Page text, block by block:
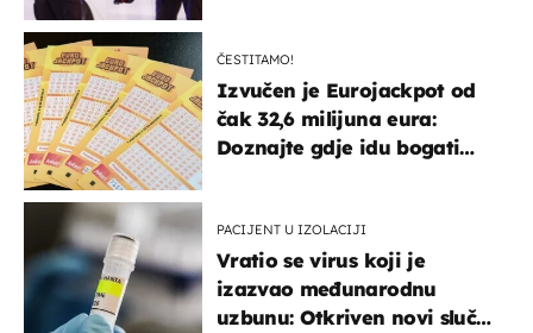
ČESTITAMO!
Izvučen je Eurojackpot od
čak 32,6 milijuna eura:
Doznajte gdje idu bogati
PACIJENT U IZOLACIJI
Vratio se virus koji je
izazvao međunarodnu
uzbunu: Otkriven novi slučaj